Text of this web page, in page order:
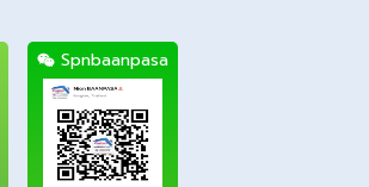
Spnbaanpasa